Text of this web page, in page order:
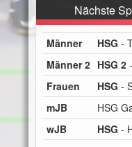
Nächste
Männer HSG -
Männer 2 HSG 2-
Frauen
HSG -
mJB
HSG
wJB
HSG -